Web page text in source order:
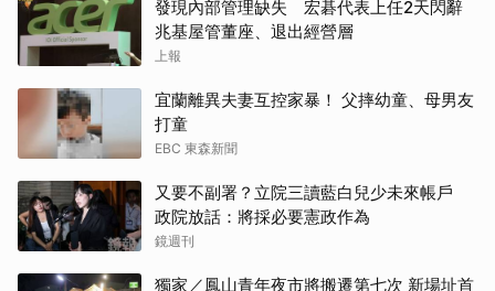
發現內部管理缺失 宏碁代表上任2天閃辭
兆基屋管董座、退出經營層
上報
宜蘭離異夫妻互控家暴！ 父摔幼童、母男友
打童
EBC 東森新聞
又要不副署？立院三讀藍白兒少未來帳戶
政院放話：將採必要憲政作為
鏡週刊
獨家／鳳山青年夜市將搬遷第七次 新場址首